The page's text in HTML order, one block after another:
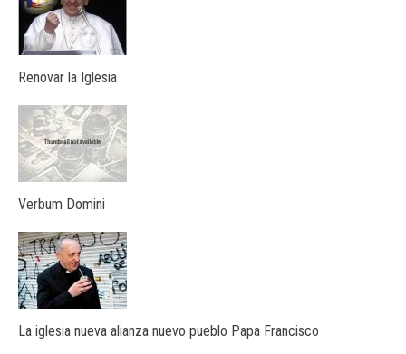
Renovar la Iglesia
Verbum Domini
La iglesia nueva alianza nuevo pueblo Papa Francisco